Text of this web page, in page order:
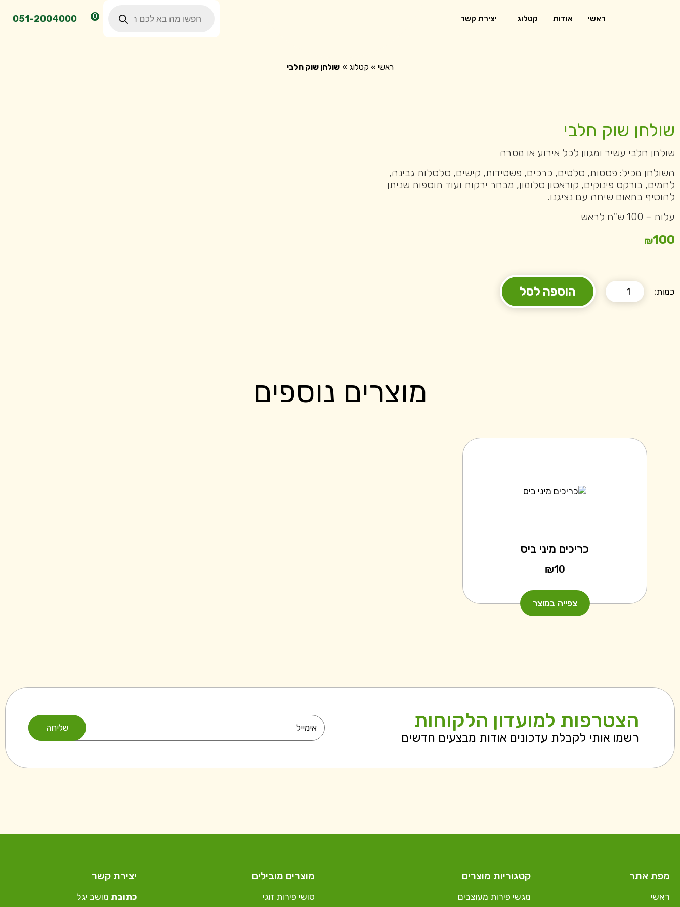
ראשי אודות קטלוג יצירת קשר
search
0
051-2004000
ראשי » קטלוג »שולחן שוק חלבי
שולחן שוק חלבי
שולחן חלבי עשיר ומגוון לכל אירוע או מטרה
השולחן מכיל: פסטות, סלטים, כרכים, פשטידות, קישים, סלסלות גבינה,
לחמים, בורקס פינוקים, קוראסון סלומון, מבחר ירקות ועוד תוספות שניתן
להוסיף בתאום שיחה עם נציגנו.
עלות – 100 ש"ח לראש
₪100
כמות: הוספה לסל
מוצרים נוספים
כריכים מיני ביס
₪10
צפייה במוצר
הצטרפות למועדון הלקוחות
רשמו אותי לקבלת עדכונים אודות מבצעים חדשים
מפת אתר
ראשי
קטגוריות מוצרים
מגשי פירות מעוצבים
מוצרים מובילים
סושי פירות זוגי
יצירת קשר
כתובת מושב יגל